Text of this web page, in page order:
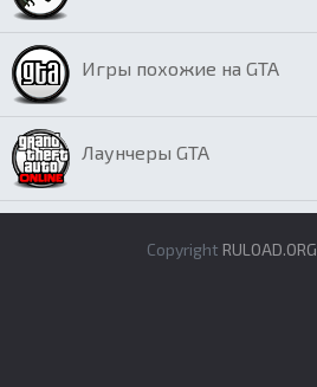
Игры похожие на GTA
Лаунчеры GTA
Copyright RULOAD.ORG